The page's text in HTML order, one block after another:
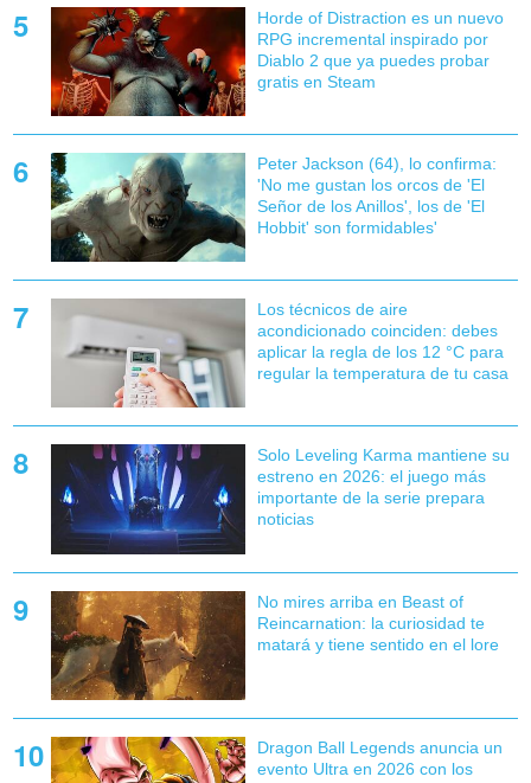
Horde of Distraction es un nuevo
RPG incremental inspirado por
Diablo 2 que ya puedes probar
gratis en Steam
Peter Jackson (64), lo confirma:
'No me gustan los orcos de 'El
Señor de los Anillos', los de 'El
Hobbit' son formidables'
Los técnicos de aire
acondicionado coinciden: debes
aplicar la regla de los 12 °C para
regular la temperatura de tu casa
Solo Leveling Karma mantiene su
estreno en 2026: el juego más
importante de la serie prepara
noticias
No mires arriba en Beast of
Reincarnation: la curiosidad te
matará y tiene sentido en el lore
Dragon Ball Legends anuncia un
evento Ultra en 2026 con los